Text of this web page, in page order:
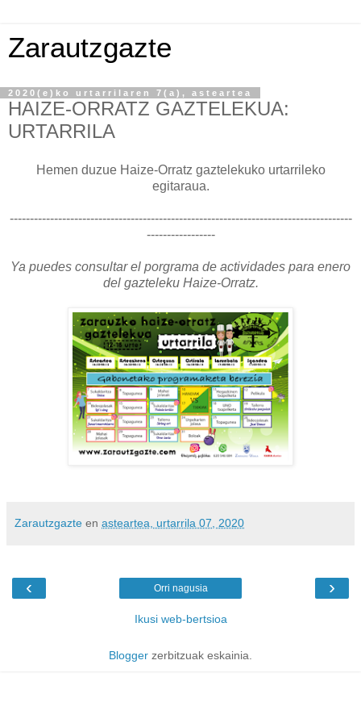
Zarautzgazte
2020(e)ko urtarrilaren 7(a), asteartea
HAIZE-ORRATZ GAZTELEKUA:
URTARRILA
Hemen duzue Haize-Orratz gaztelekuko urtarrileko
egitaraua.
-------------------------------------------------------------------------------------
-----------------
Ya puedes consultar el porgrama de actividades para enero
del gazteleku Haize-Orratz.
Zarautzgazte en asteartea, urtarrila 07, 2020
‹ ›
Orri nagusia
Ikusi web-bertsioa
Blogger zerbitzuak eskainia.